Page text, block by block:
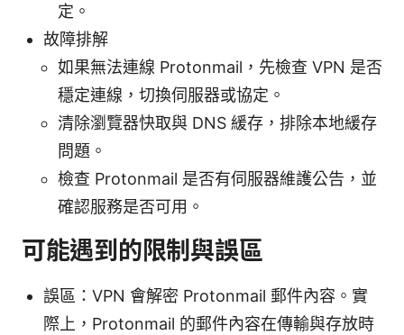
定。
故障排解
如果無法連線 Protonmail，先檢查 VPN 是否
穩定連線，切換伺服器或協定。
清除瀏覽器快取與 DNS 緩存，排除本地緩存
問題。
檢查 Protonmail 是否有伺服器維護公告，並
確認服務是否可用。
可能遇到的限制與誤區
誤區：VPN 會解密 Protonmail 郵件內容。實
際上，Protonmail 的郵件內容在傳輸與存放時